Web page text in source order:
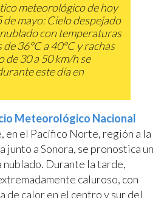
meteorológico de hoy
de mayo: Cielo despejado
con temperaturas
de 36°C a 40°C y rachas
de 30 a 50 km/h se
este día en
Meteorológico Nacional
en el Pacífico Norte, región a la
junto a Sonora, se pronostica un
nublado. Durante la tarde,
caluroso, con
de calor en el centro y sur del